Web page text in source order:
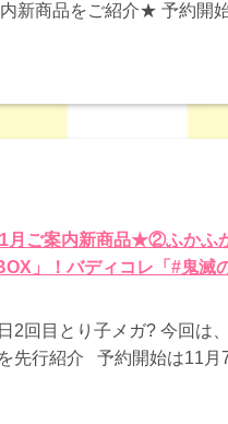
品をご紹介★ 予約開始
月ご案内新商品★②ふかふ
」！バディコレ「#鬼滅
目とり子メガ? 今回は、
先行紹介 予約開始は11月